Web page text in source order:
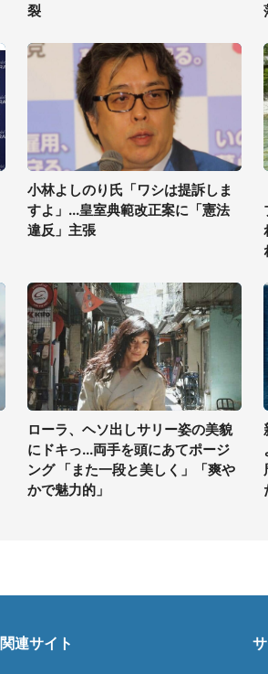
裂
小林よしのり氏「ワシは提訴しま
すよ」...皇室典範改正案に「憲法
違反」主張
ローラ、ヘソ出しサリー姿の美貌
にドキっ...両手を頭にあてポージ
ング 「また一段と美しく」「爽や
かで魅力的」
関連サイト